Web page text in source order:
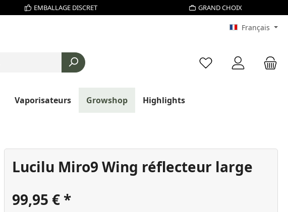
EMBALLAGE DISCRET GRAND CHOIX
Français
Vous avez 0 articles
Vaporisateurs Growshop Highlights
Lucilu Miro9 Wing réflecteur large
99,95 €